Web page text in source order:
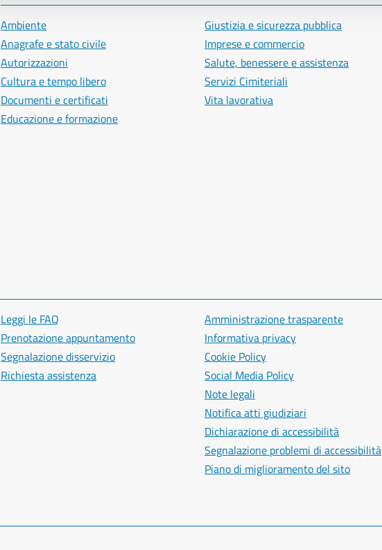
Ambiente
Anagrafe e stato civile
Autorizzazioni
Cultura e tempo libero
Documenti e certificati
Educazione e formazione
Giustizia e sicurezza pubblica
Imprese e commercio
Salute, benessere e assistenza
Servizi Cimiteriali
Vita lavorativa
Leggi le FAQ
Prenotazione appuntamento
Segnalazione disservizio
Richiesta assistenza
Amministrazione trasparente
Informativa privacy
Cookie Policy
Social Media Policy
Note legali
Notifica atti giudiziari
Dichiarazione di accessibilità
Segnalazione problemi di accessibilità
Piano di miglioramento del sito